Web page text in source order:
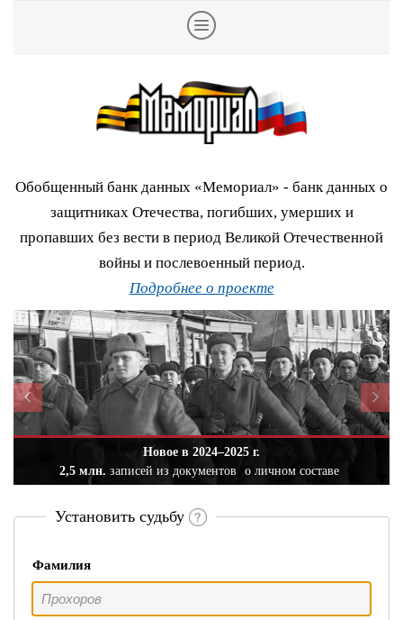
Обобщенный банк данных «Мемориал» - банк данных о
защитниках Отечества, погибших, умерших и
пропавших без вести в период Великой Отечественной
войны и послевоенный период.
Подробнее о проекте
Новое в 2024–2025 г.
2,5 млн. записей из документов о личном составе
Установить судьбу
Фамилия